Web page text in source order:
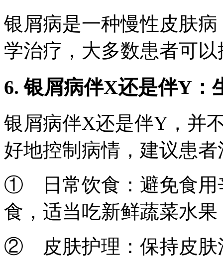
银屑病是一种慢性皮肤
学治疗，大多数患者可
6. 银屑病伴X还是伴Y：
银屑病伴X还是伴Y，并
好地控制病情，建议患
① 日常饮食：避免食用
食，适当吃新鲜蔬菜水
② 皮肤护理：保持皮肤